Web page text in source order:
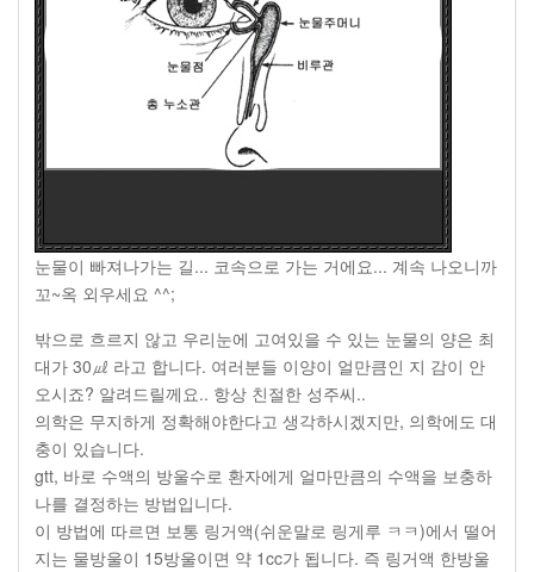
눈물이 빠져나가는 길... 코속으로 가는 거에요... 계속 나오니까
꼬~옥 외우세요 ^^;
밖으로 흐르지 않고 우리눈에 고여있을 수 있는 눈물의 양은 최
대가 30㎕ 라고 합니다. 여러분들 이양이 얼만큼인 지 감이 안
오시죠? 알려드릴께요.. 항상 친절한 성주씨..
의학은 무지하게 정확해야한다고 생각하시겠지만, 의학에도 대
충이 있습니다.
gtt, 바로 수액의 방울수로 환자에게 얼마만큼의 수액을 보충하
나를 결정하는 방법입니다.
이 방법에 따르면 보통 링거액(쉬운말로 링게루 ㅋㅋ)에서 떨어
지는 물방울이 15방울이면 약 1cc가 됩니다. 즉 링거액 한방울